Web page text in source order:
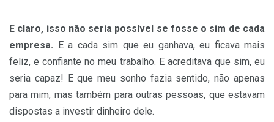
E claro, isso não seria possível se fosse o sim de cada
empresa. E a cada sim que eu ganhava, eu ficava mais
feliz, e confiante no meu trabalho. E acreditava que sim, eu
seria capaz! E que meu sonho fazia sentido, não apenas
para mim, mas também para outras pessoas, que estavam
dispostas a investir dinheiro dele.